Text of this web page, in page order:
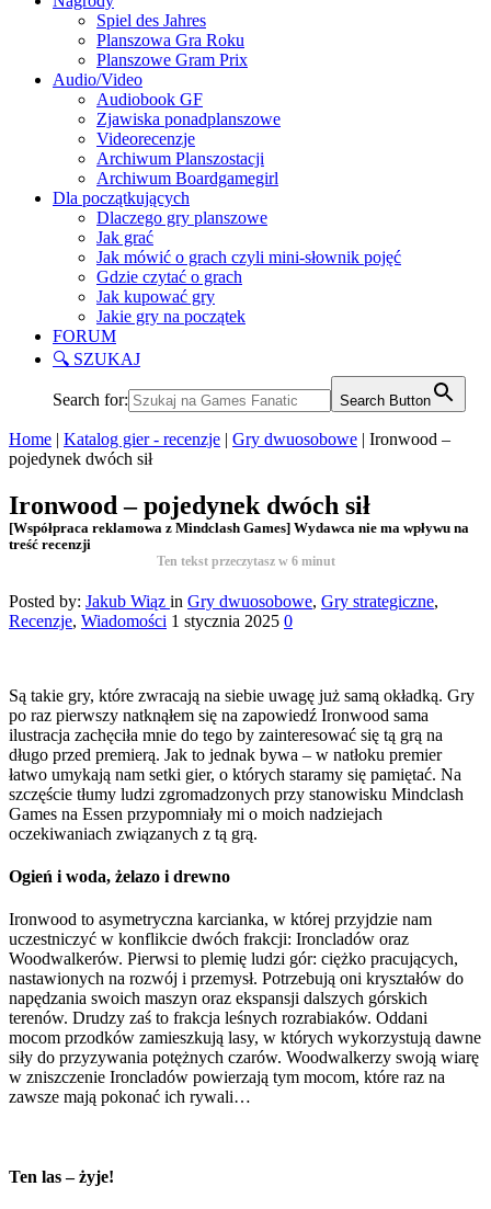
Spiel des Jahres
Planszowa Gra Roku
Planszowe Gram Prix
Audio/Video
Audiobook GF
Zjawiska ponadplanszowe
Videorecenzje
Archiwum Planszostacji
Archiwum Boardgamegirl
Dla początkujących
Dlaczego gry planszowe
Jak grać
Jak mówić o grach czyli mini-słownik pojęć
Gdzie czytać o grach
Jak kupować gry
Jakie gry na początek
FORUM
🔍 SZUKAJ
Search for: Search Button
Home | Katalog gier - recenzje | Gry dwuosobowe | Ironwood –
pojedynek dwóch sił
Ironwood – pojedynek dwóch sił
[Współpraca reklamowa z Mindclash Games] Wydawca nie ma wpływu na
treść recenzji
Ten tekst przeczytasz w 6 minut
Posted by: Jakub Wiąz in Gry dwuosobowe, Gry strategiczne,
Recenzje, Wiadomości 1 stycznia 2025 0
Są takie gry, które zwracają na siebie uwagę już samą okładką. Gry
po raz pierwszy natknąłem się na zapowiedź Ironwood sama
ilustracja zachęciła mnie do tego by zainteresować się tą grą na
długo przed premierą. Jak to jednak bywa – w natłoku premier
łatwo umykają nam setki gier, o których staramy się pamiętać. Na
szczęście tłumy ludzi zgromadzonych przy stanowisku Mindclash
Games na Essen przypomniały mi o moich nadziejach
oczekiwaniach związanych z tą grą.
Ogień i woda, żelazo i drewno
Ironwood to asymetryczna karcianka, w której przyjdzie nam
uczestniczyć w konflikcie dwóch frakcji: Ironcladów oraz
Woodwalkerów. Pierwsi to plemię ludzi gór: ciężko pracujących,
nastawionych na rozwój i przemysł. Potrzebują oni kryształów do
napędzania swoich maszyn oraz ekspansji dalszych górskich
terenów. Drudzy zaś to frakcja leśnych rozrabiaków. Oddani
mocom przodków zamieszkują lasy, w których wykorzystują dawne
siły do przyzywania potężnych czarów. Woodwalkerzy swoją wiarę
w zniszczenie Ironcladów powierzają tym mocom, które raz na
zawsze mają pokonać ich rywali…
Ten las – żyje!